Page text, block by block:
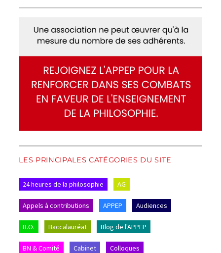
LES PRINCIPALES CATÉGORIES DU SITE
24 heures de la philosophie AG
Appels à contributions APPEP Audiences
B.O. Baccalauréat Blog de l'APPEP
BN & Comité Cabinet Colloques